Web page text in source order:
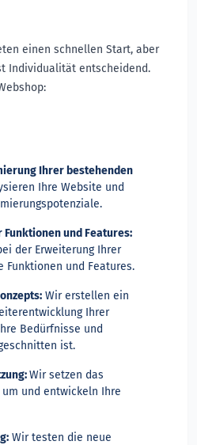
einen schnellen Start, aber
Individualität entscheidend.
Ihrer bestehenden
Ihre Website und
Funktionen und Features:
der Erweiterung Ihrer
Funktionen und Features.
Wir erstellen ein
Ihrer
Bedürfnisse und
ist.
Wir setzen das
und entwickeln Ihre
Wir testen die neue